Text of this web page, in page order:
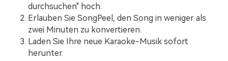
durchsuchen" hoch.
Erlauben Sie SongPeel, den Song in weniger als
zwei Minuten zu konvertieren.
Laden Sie Ihre neue Karaoke-Musik sofort
herunter.